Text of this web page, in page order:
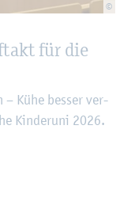
©
für die
– Kühe bes­ser ver­
Kin­der­uni 2026.